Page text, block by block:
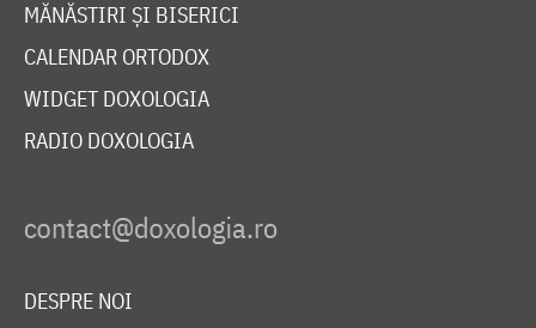
MĂNĂSTIRI ȘI BISERICI
CALENDAR ORTODOX
WIDGET DOXOLOGIA
RADIO DOXOLOGIA
DESPRE NOI